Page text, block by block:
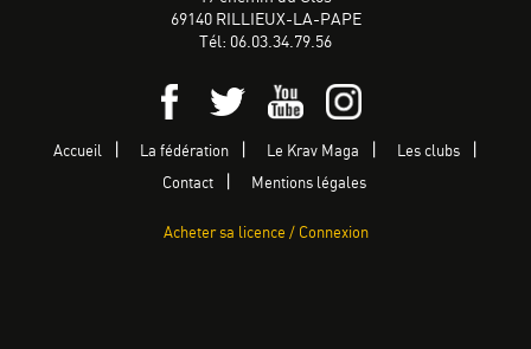
69140 RILLIEUX-LA-PAPE
Tél: 06.03.34.79.56
Accueil La fédération Le Krav Maga Les clubs
Contact Mentions légales
Acheter sa licence / Connexion